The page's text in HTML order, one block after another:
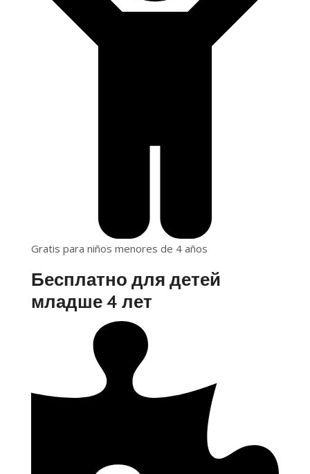
Gratis para niños menores de 4 años
Бесплатно для детей
младше 4 лет